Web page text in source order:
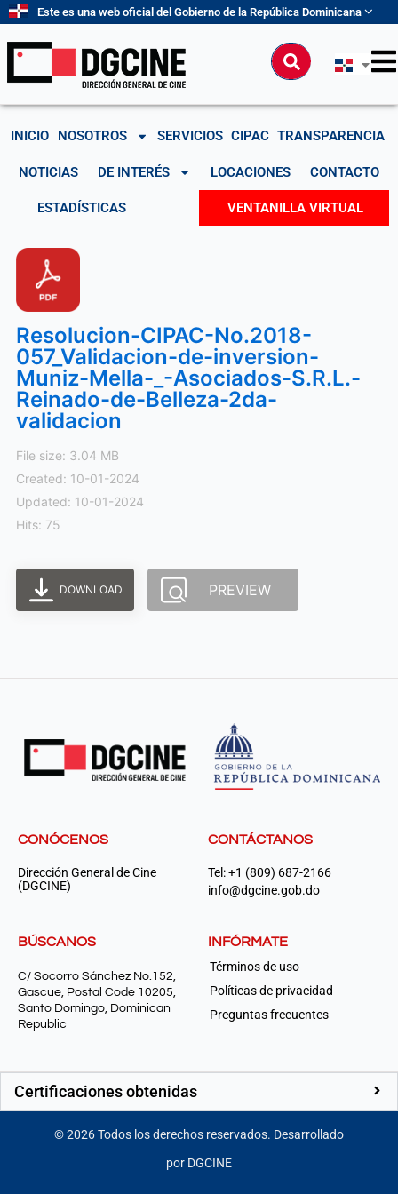
contenido
Este es una web oficial del Gobierno de la República Dominicana
Buscar
INICIO NOSOTROS SERVICIOS CIPAC TRANSPARENCIA
NOTICIAS DE INTERÉS LOCACIONES CONTACTO
ESTADÍSTICAS VENTANILLA VIRTUAL
Resolucion-CIPAC-No.2018-
057_Validacion-de-inversion-
Muniz-Mella-_-Asociados-S.R.L.-
Reinado-de-Belleza-2da-
validacion
File size: 3.04 MB
Created: 10-01-2024
Updated: 10-01-2024
Hits: 75
DOWNLOAD PREVIEW
CONÓCENOS
Dirección General de Cine
(DGCINE)
CONTÁCTANOS
Tel: +1 (809) 687-2166
info@dgcine.gob.do
BÚSCANOS
C/ Socorro Sánchez No.152,
Gascue, Postal Code 10205,
Santo Domingo, Dominican
Republic
INFÓRMATE
Términos de uso
Políticas de privacidad
Preguntas frecuentes
Certificaciones obtenidas
©2026Todos los derechos reservados. Desarrollado
por DGCINE